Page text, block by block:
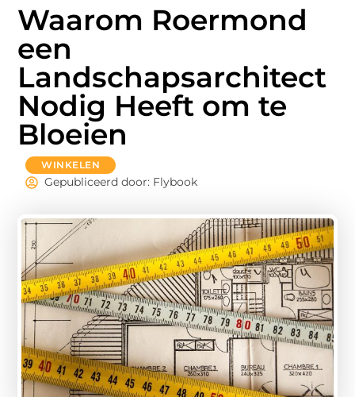
Waarom Roermond
een
Landschapsarchitect
Nodig Heeft om te
Bloeien
WINKELEN
Gepubliceerd door: Flybook